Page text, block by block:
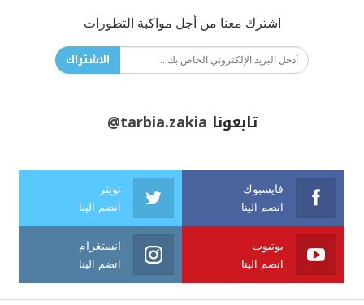
اشترك معنا من أجل مواكبة التطورات
الاشتراك
تابعونا @tarbia.zakia
فايسبوك
انضم الينا
تويتر
انضم الينا
يوتيوب
انضم الينا
انستغرام
انضم الينا